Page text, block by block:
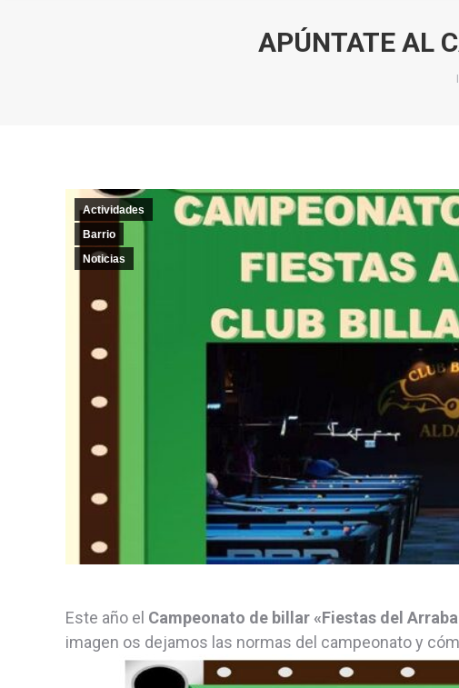
APÚNTATE AL
Actividades
Barrio
Noticias
Este año el Campeonato de billar «Fiestas del
imagen os dejamos las normas del campeonato y